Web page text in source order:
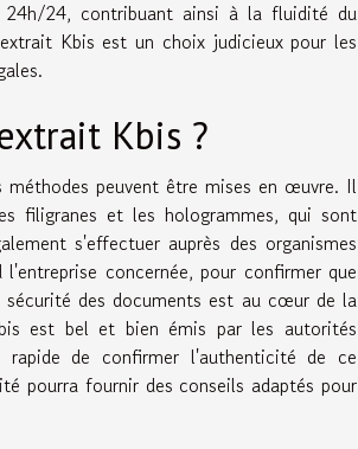
24h/24, contribuant ainsi à la fluidité du
Kbis est un choix judicieux pour les
Kbis ?
peuvent être mises en œuvre. Il
filigranes et les hologrammes, qui sont
s'effectuer auprès des organismes
concernée, pour confirmer que
des documents est au cœur de la
est bel et bien émis par les autorités
de confirmer l'authenticité de ce
pourra fournir des conseils adaptés pour